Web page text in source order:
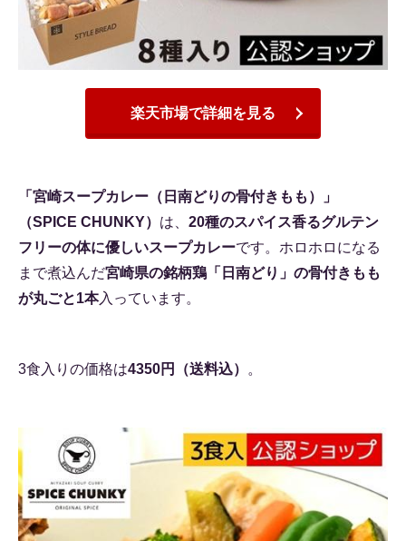
楽天市場で詳細を見る
「宮崎スープカレー（日南どりの骨付きもも）」
（SPICE CHUNKY） は、 20種のスパイス香るグルテン
フリーの体に優しいスープカレーです。ホロホロになる
まで煮込んだ宮崎県の銘柄鶏「日南どり」の骨付きもも
が丸ごと1本入っています。
3食入りの価格は4350円（送料込） 。